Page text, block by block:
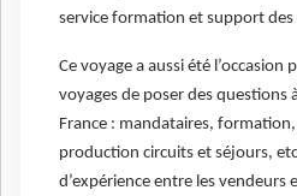
service formation et support des
Ce voyage a aussi été l’occasion
voyages de poser des questions
France : mandataires,
production circuits et séjours,
d’expérience entre les vendeurs